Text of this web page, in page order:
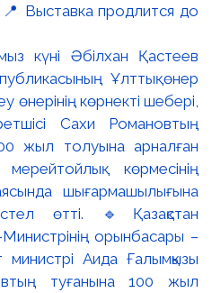
Выставка продлится до